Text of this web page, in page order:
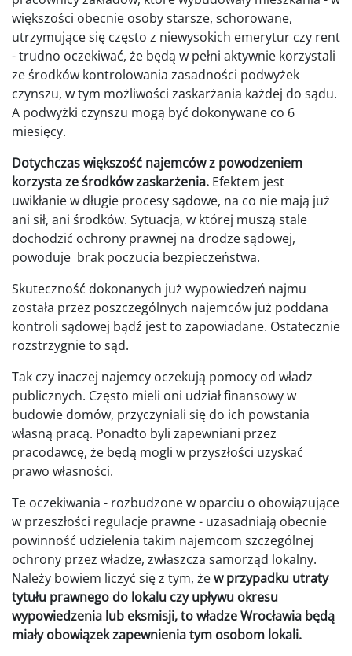
większości obecnie osoby starsze, schorowane,
utrzymujące się często z niewysokich emerytur czy rent
- trudno oczekiwać, że będą w pełni aktywnie korzystali
ze środków kontrolowania zasadności podwyżek
czynszu, w tym możliwości zaskarżania każdej do sądu.
A podwyżki czynszu mogą być dokonywane co 6
miesięcy.
Dotychczas większość najemców z powodzeniem
korzysta ze środków zaskarżenia. Efektem jest
uwikłanie w długie procesy sądowe, na co nie mają już
ani sił, ani środków. Sytuacja, w której muszą stale
dochodzić ochrony prawnej na drodze sądowej,
powoduje brak poczucia bezpieczeństwa.
Skuteczność dokonanych już wypowiedzeń najmu
została przez poszczególnych najemców już poddana
kontroli sądowej bądź jest to zapowiadane. Ostatecznie
rozstrzygnie to sąd.
Tak czy inaczej najemcy oczekują pomocy od władz
publicznych. Często mieli oni udział finansowy w
budowie domów, przyczyniali się do ich powstania
własną pracą. Ponadto byli zapewniani przez
pracodawcę, że będą mogli w przyszłości uzyskać
prawo własności.
Te oczekiwania - rozbudzone w oparciu o obowiązujące
w przeszłości regulacje prawne - uzasadniają obecnie
powinność udzielenia takim najemcom szczególnej
ochrony przez władze, zwłaszcza samorząd lokalny.
Należy bowiem liczyć się z tym, żew przypadku utraty
tytułu prawnego do lokalu czy upływu okresu
wypowiedzenia lub eksmisji, to władze Wrocławia będą
miały obowiązek zapewnienia tym osobom lokali.